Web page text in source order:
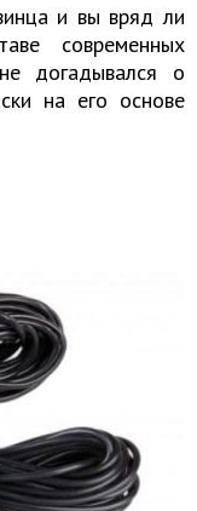
и вы вряд ли
современных
догадывался о
на его основе